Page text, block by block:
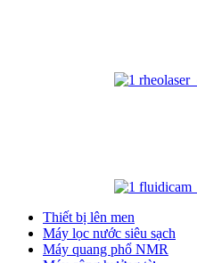
Thiết bị lên men
Máy lọc nước siêu sạch
Máy quang phổ NMR